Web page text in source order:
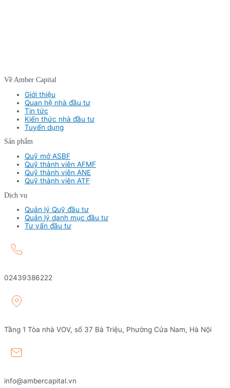
Về Amber Capital
Giới thiệu
Quan hệ nhà đầu tư
Tin tức
Kiến thức nhà đầu tư
Tuyển dụng
Sản phẩm
Quỹ mở ASBF
Quỹ thành viên AFMF
Quỹ thành viên ANE
Quỹ thành viên ATF
Dịch vụ
Quản lý Quỹ đầu tư
Quản lý danh mục đầu tư
Tư vấn đầu tư
02439386222
Tầng 1 Tòa nhà VOV, số 37 Bà Triệu, Phường Cửa Nam, Hà Nội
info@ambercapital.vn